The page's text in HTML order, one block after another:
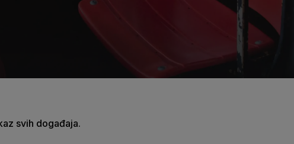
svih događaja.